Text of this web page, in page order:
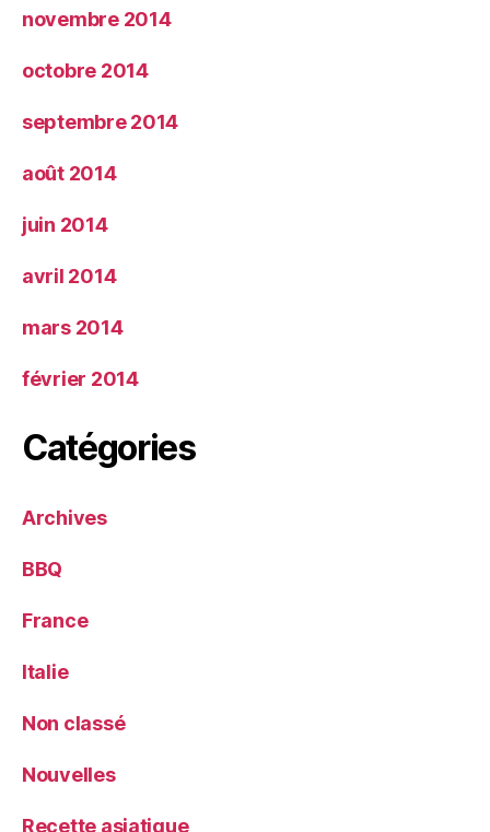
novembre 2014
octobre 2014
septembre 2014
août 2014
juin 2014
avril 2014
mars 2014
février 2014
Catégories
Archives
BBQ
France
Italie
Non classé
Nouvelles
Recette asiatique